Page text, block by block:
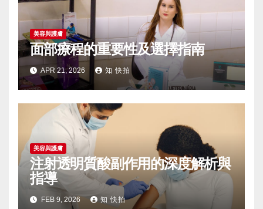
美容與護膚
面部療程的重要性及選擇指南
APR 21, 2026 知 快拍
美容與護膚
注射透明質酸副作用的深度解析與
指導
FEB 9, 2026 知 快拍